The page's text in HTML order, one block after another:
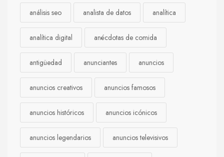
análisis seo analista de datos analítica
analítica digital anécdotas de comida
antigüedad anunciantes anuncios
anuncios creativos anuncios famosos
anuncios históricos anuncios icónicos
anuncios legendarios anuncios televisivos